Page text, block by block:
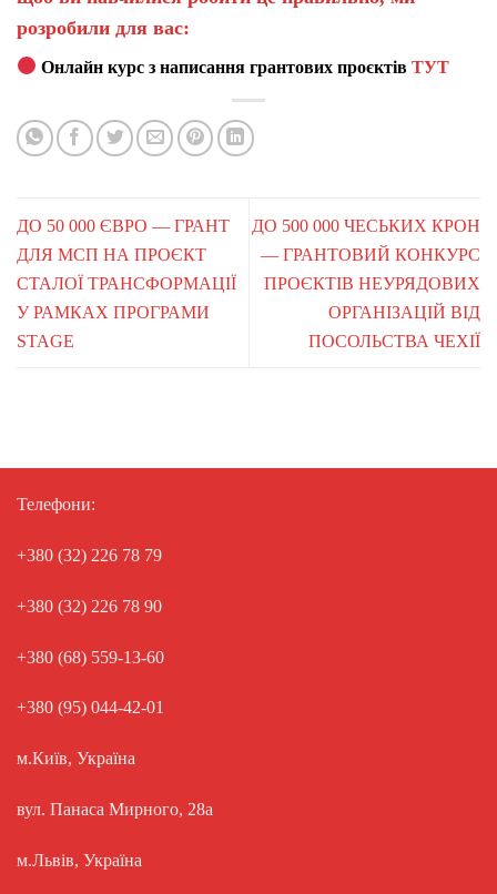
розробили для вас:
Онлайн курс з написання грантових проєктівТУТ
ДО 50 000 ЄВРО — ГРАНТ
ДЛЯ МСП НА ПРОЄКТ
СТАЛОЇ ТРАНСФОРМАЦІЇ
У РАМКАХ ПРОГРАМИ
STAGE
ДО 500 000 ЧЕСЬКИХ КРОН
— ГРАНТОВИЙ КОНКУРС
ПРОЄКТІВ НЕУРЯДОВИХ
ОРГАНІЗАЦІЙ ВІД
ПОСОЛЬСТВА ЧЕХІЇ
Телефони:
+380 (32) 226 78 79
+380 (32) 226 78 90
+380 (68) 559-13-60
+380 (95) 044-42-01
м.Київ, Україна
вул. Панаса Мирного, 28а
м.Львів, Україна